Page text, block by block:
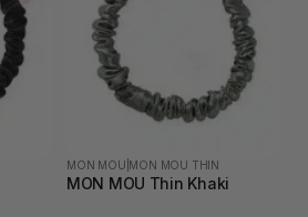
MON MOU MON MOU THIN
MON MOU Thin Khaki